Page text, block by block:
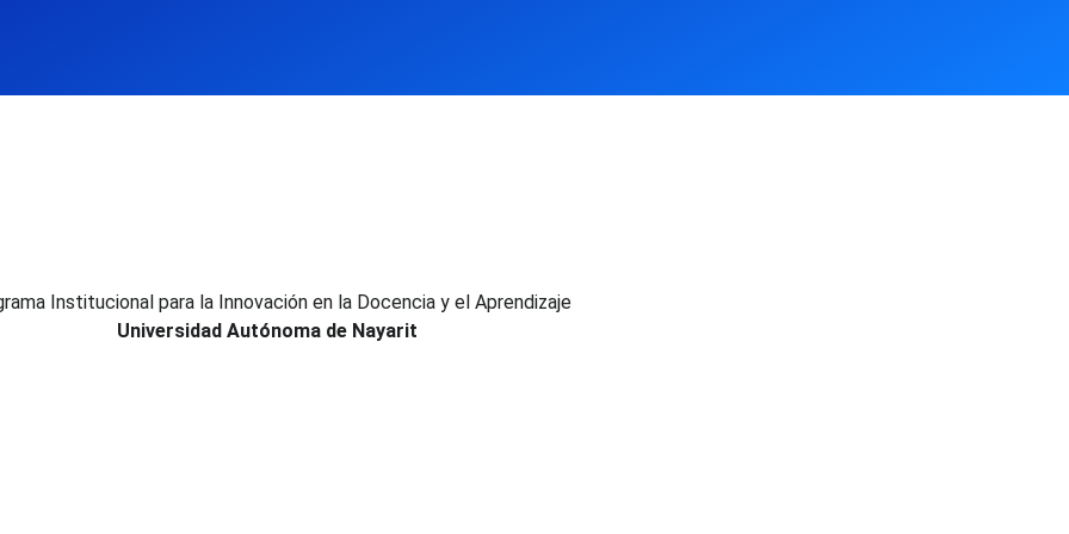
Institucional para la Innovación en la Docencia y el Aprendizaje
Universidad Autónoma de Nayarit